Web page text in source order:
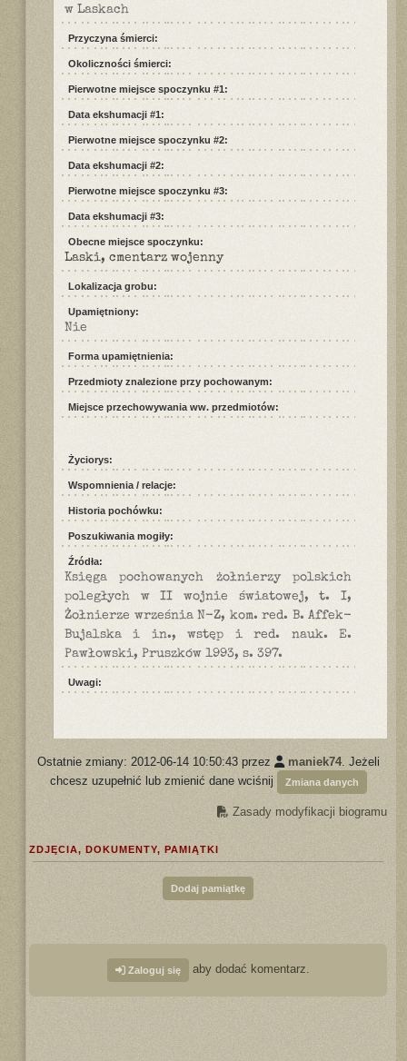
w Laskach
Przyczyna śmierci:
Okoliczności śmierci:
Pierwotne miejsce spoczynku #1:
Data ekshumacji #1:
Pierwotne miejsce spoczynku #2:
Data ekshumacji #2:
Pierwotne miejsce spoczynku #3:
Data ekshumacji #3:
Obecne miejsce spoczynku:
Laski, cmentarz wojenny
Lokalizacja grobu:
Upamiętniony:
Nie
Forma upamiętnienia:
Przedmioty znalezione przy pochowanym:
Miejsce przechowywania ww. przedmiotów:
Życiorys:
Wspomnienia / relacje:
Historia pochówku:
Poszukiwania mogiły:
Źródła:
Księga pochowanych żołnierzy polskich
poległych w II wojnie światowej, t. I,
Żołnierze września N-Z, kom. red. B. Affek-
Bujalska i in., wstęp i red. nauk. E.
Pawłowski, Pruszków 1993, s. 397.
Uwagi:
Ostatnie zmiany: 2012-06-14 10:50:43 przez maniek74. Jeżeli
chcesz uzupełnić lub zmienić dane wciśnij
Zmiana danych
Zasady modyfikacji biogramu
ZDJĘCIA, DOKUMENTY, PAMIĄTKI
Dodaj pamiątkę
Zaloguj się aby dodać komentarz.